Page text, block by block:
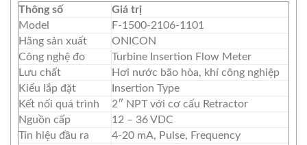
Thông số
Giá trị
Model
F-1500-2106-1101
Hãng sản xuất
ONICON
Công nghệ đo
Turbine Insertion Flow Meter
Lưu chất
Hơi nước bão hòa, khí công nghiệp
Kiểu lắp đặt
Insertion Type
Kết nối quá trình
2″ NPT với cơ cấu Retractor
Nguồn cấp
12 – 36 VDC
Tín hiệu đầu ra
4-20 mA, Pulse, Frequency